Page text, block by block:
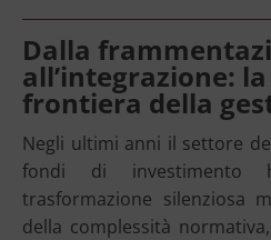
Dalla
all’integrazione:
frontiera della
Negli ultimi anni il settore
fondi di investimento
trasformazione silenziosa
della complessità